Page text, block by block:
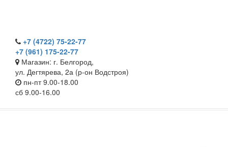
+7 (4722) 75-22-77
+7 (961) 175-22-77
Магазин: г. Белгород,
ул. Дегтярева, 2а (р-он Водстроя)
пн-пт 9.00-18.00
сб 9.00-16.00